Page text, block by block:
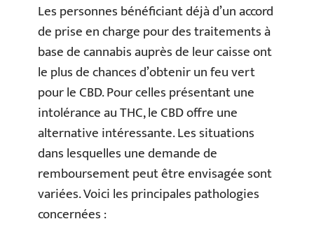
Les personnes bénéficiant déjà d’un accord
de prise en charge pour des traitements à
base de cannabis auprès de leur caisse ont
le plus de chances d’obtenir un feu vert
pour le CBD. Pour celles présentant une
intolérance au THC, le CBD offre une
alternative intéressante. Les situations
dans lesquelles une demande de
remboursement peut être envisagée sont
variées. Voici les principales pathologies
concernées :